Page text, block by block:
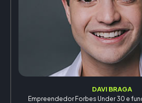
DAVI BRAGA
Empreendedor Forbes Under 30 e